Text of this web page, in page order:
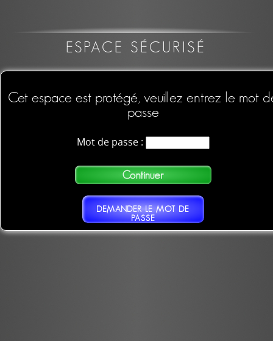
ESPACE SÉCURISÉ
Cet espace est protégé, veuillez entrez le mot
passe
Mot de passe :
DEMANDER LE MOT DE
PASSE